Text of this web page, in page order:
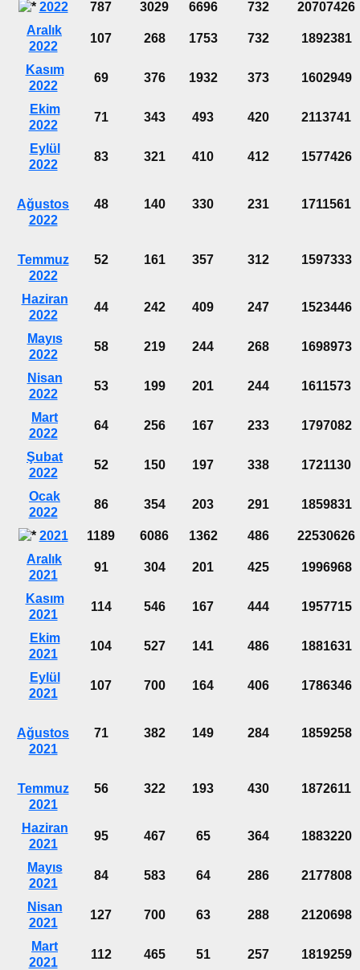
2022 787 3029 6696 732
20707426
Aralık
2022
107 268 1753 732 1892381
Kasım
2022
69 376 1932 373 1602949
Ekim
2022
71 343 493 420 2113741
Eylül
2022
83 321 410 412 1577426
Ağustos
2022
48 140 330 231 1711561
Temmuz
2022
52 161 357 312 1597333
Haziran
2022
44 242 409 247 1523446
Mayıs
2022
58 219 244 268 1698973
Nisan
2022
53 199 201 244 1611573
Mart
2022
64 256 167 233 1797082
Şubat
2022
52 150 197 338 1721130
Ocak
2022
86 354 203 291 1859831
2021 1189 6086 1362 486
22530626
Aralık
2021
91 304 201 425 1996968
Kasım
2021
114 546 167 444 1957715
Ekim
2021
104 527 141 486 1881631
Eylül
2021
107 700 164 406 1786346
Ağustos
2021
71 382 149 284 1859258
Temmuz
2021
56 322 193 430 1872611
Haziran
2021
95 467 65 364 1883220
Mayıs
2021
84 583 64 286 2177808
Nisan
2021
127 700 63 288 2120698
Mart
2021
112 465 51 257 1819259